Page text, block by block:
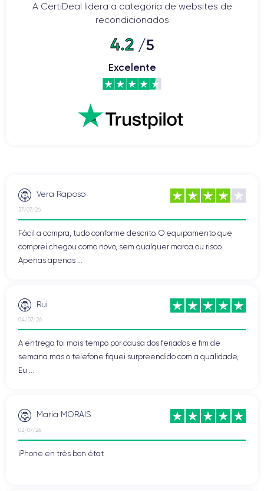
A CertiDeal lidera a categoria de websites de
recondicionados
4.2/5
Excelente
Vera Raposo
27/07/26
Fácil a compra, tudo conforme descrito. O equipamento que
comprei chegou como novo, sem qualquer marca ou risco.
Apenas apenas ...
Rui
04/07/26
A entrega foi mais tempo por causa dos feriados e fim de
semana mas o telefone fiquei surpreendido com a qualidade,
Eu ...
Maria MORAIS
02/07/26
iPhone en très bon état